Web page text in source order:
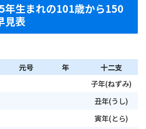
生まれの101歳から150
見表
元号 年 十二支
子年(ねずみ)
丑年(うし)
寅年(とら)